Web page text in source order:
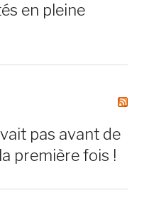
en pleine
pas avant de
première fois !